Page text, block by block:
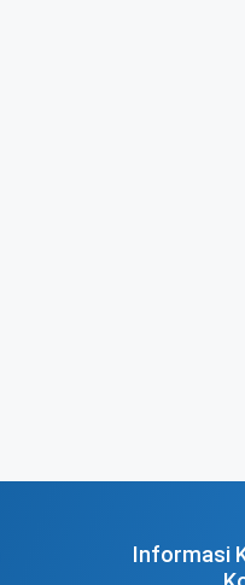
Informasi